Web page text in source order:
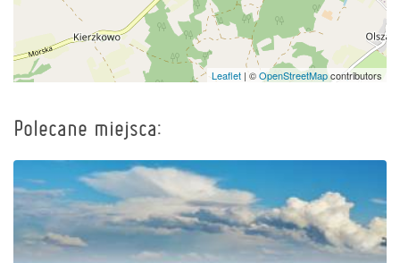
Leaflet | ©OpenStreetMapcontributors
Polecane miejsca: